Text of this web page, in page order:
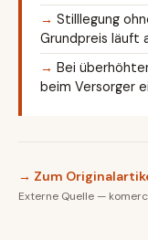
Stilllegung
Grundpreis läuft
Bei
beim Versorger
→ Zum
Externe Quelle —